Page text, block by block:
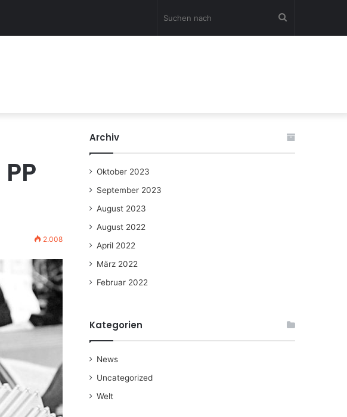
2.008
Archiv
Oktober 2023
September 2023
August 2023
August 2022
April 2022
März 2022
Februar 2022
Kategorien
News
Uncategorized
Welt